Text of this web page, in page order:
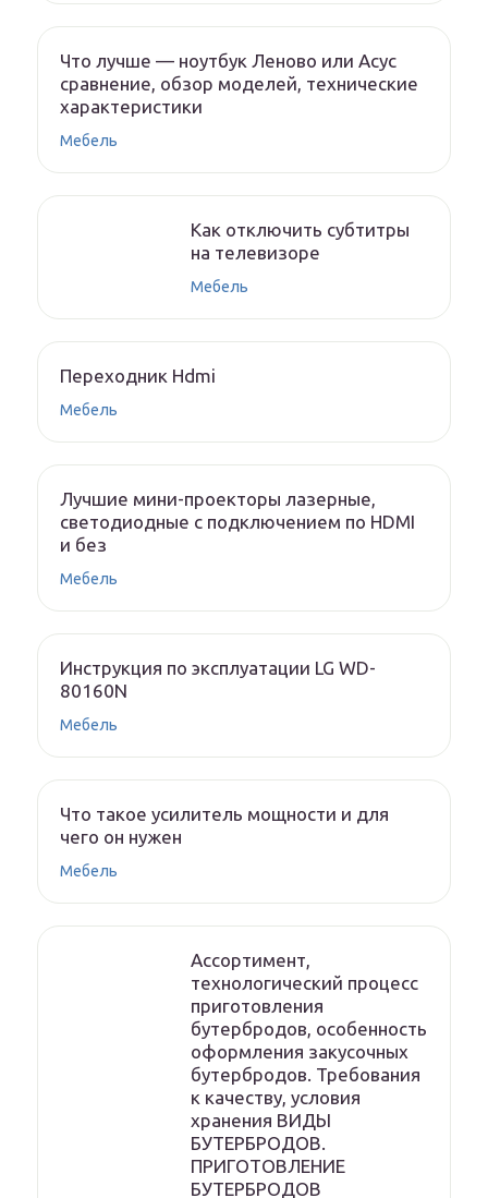
Что лучше — ноутбук Леново или Асус
сравнение, обзор моделей, технические
характеристики
Мебель
Как отключить субтитры
на телевизоре
Мебель
Переходник Hdmi
Мебель
Лучшие мини-проекторы лазерные,
светодиодные с подключением по HDMI
и без
Мебель
Инструкция по эксплуатации LG WD-
80160N
Мебель
Что такое усилитель мощности и для
чего он нужен
Мебель
Ассортимент,
технологический процесс
приготовления
бутербродов, особенность
оформления закусочных
бутербродов. Требования
к качеству, условия
хранения ВИДЫ
БУТЕРБРОДОВ.
ПРИГОТОВЛЕНИЕ
БУТЕРБРОДОВ